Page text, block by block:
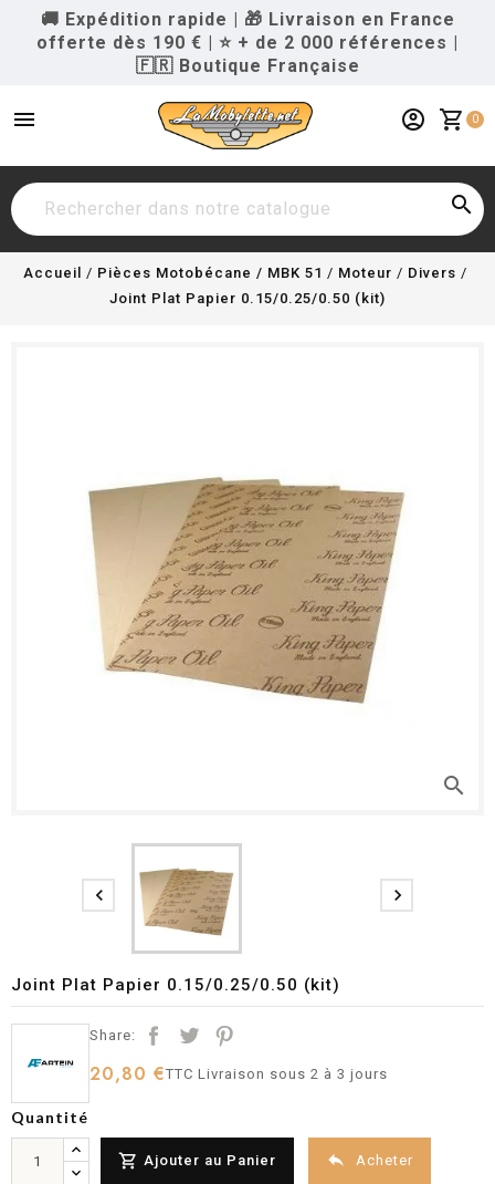
🚚 Expédition rapide | 🎁 Livraison en France
offerte dès 190 € | ⭐ + de 2 000 références |
🇫🇷 Boutique Française
menu shopping_cart 0
account_circle

Accueil Pièces Motobécane / MBK 51 Moteur
Divers
Joint Plat Papier 0.15/0.25/0.50 (kit)
search
 
Joint Plat Papier 0.15/0.25/0.50 (kit)
Share:
20,80 €TTCLivraison sous 2 à 3 jours
Quantité
 Ajouter au Panier  Acheter